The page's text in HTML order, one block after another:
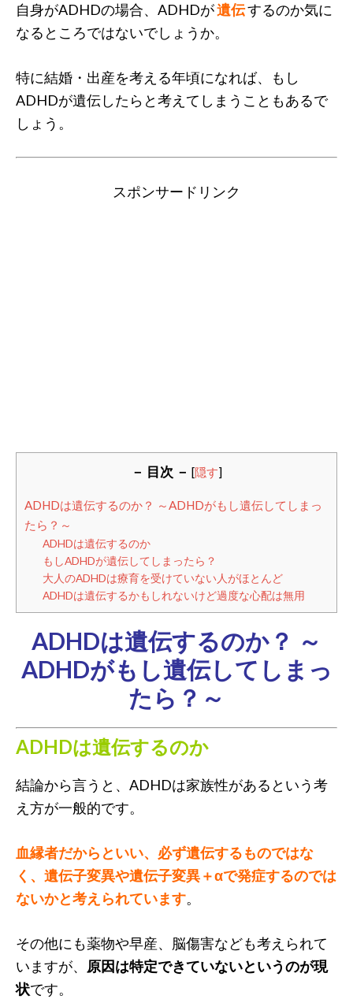
自身がADHDの場合、ADHDが遺伝するのか気に
なるところではないでしょうか。
特に結婚・出産を考える年頃になれば、もし
ADHDが遺伝したらと考えてしまうこともあるで
しょう。
スポンサードリンク
－ 目次 － [隠す]
ADHDは遺伝するのか？ ～ADHDがもし遺伝してしまっ
たら？～
ADHDは遺伝するのか
もしADHDが遺伝してしまったら？
大人のADHDは療育を受けていない人がほとんど
ADHDは遺伝するかもしれないけど過度な心配は無用
ADHDは遺伝するのか？ ～
ADHDがもし遺伝してしまっ
たら？～
ADHDは遺伝するのか
結論から言うと、ADHDは家族性があるという考
え方が一般的です。
血縁者だからといい、必ず遺伝するものではな
く、遺伝子変異や遺伝子変異＋αで発症するのでは
ないかと考えられています。
その他にも薬物や早産、脳傷害なども考えられて
いますが、 原因は特定できていないというのが現
状です。